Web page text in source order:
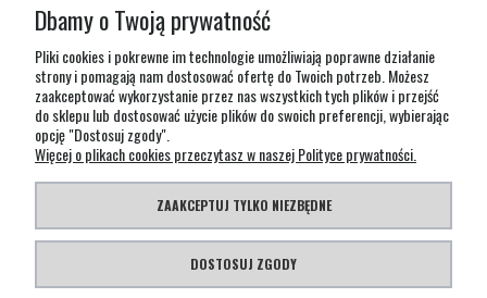
O FIRMIE
włączoną obsługę plików cookies wyrażasz zgodę na ich użycie. Jeśli nie zgadzasz się na
wykorzystywanie plików cookies zmień ustawienia swojej przeglądarki
© Copyright TEESA 2021 | Created by LECHPOL Design Studio
Dbamy o Twoją prywatność
Pliki cookies i pokrewne im technologie umożliwiają poprawne działanie
strony i pomagają nam dostosować ofertę do Twoich potrzeb. Możesz
zaakceptować wykorzystanie przez nas wszystkich tych plików i przejść
do sklepu lub dostosować użycie plików do swoich preferencji, wybierając
opcję "Dostosuj zgody".
Więcej o plikach cookies przeczytasz w naszej Polityce prywatności.
ZAAKCEPTUJ TYLKO NIEZBĘDNE
DOSTOSUJ ZGODY